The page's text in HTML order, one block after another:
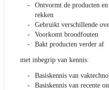
Ontvormt de producten
rekken
Gebruikt verschillende
Voorkomt broodfouten
Bakt producten verder af
met inbegrip van kennis:
Basiskennis van
Basiskennis van recente